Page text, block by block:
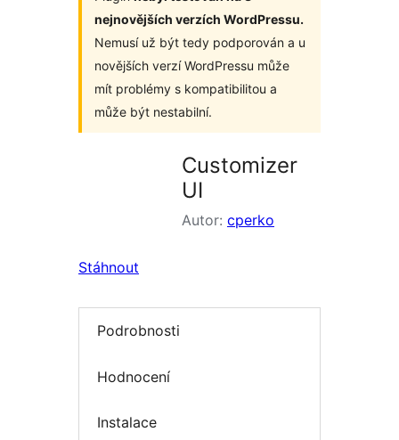
nejnovějších verzích WordPressu.
Nemusí už být tedy podporován a u
novějších verzí WordPressu může
mít problémy s kompatibilitou a
může být nestabilní.
Customizer
UI
Autor: cperko
Stáhnout
Podrobnosti
Hodnocení
Instalace